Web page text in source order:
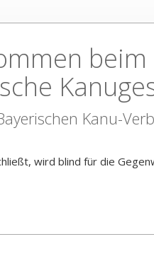
beim
Kanu-
wird blind für die